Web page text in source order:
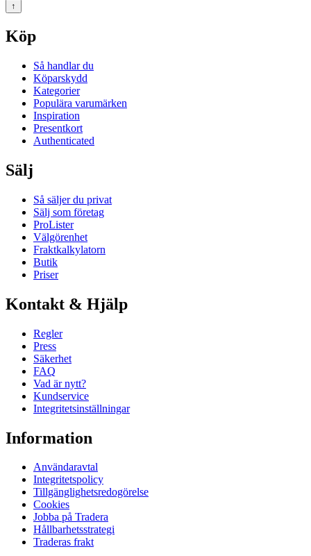
↑
Köp
Så handlar du
Köparskydd
Kategorier
Populära varumärken
Inspiration
Presentkort
Authenticated
Sälj
Så säljer du privat
Sälj som företag
ProLister
Välgörenhet
Fraktkalkylatorn
Butik
Priser
Kontakt & Hjälp
Regler
Press
Säkerhet
FAQ
Vad är nytt?
Kundservice
Integritetsinställningar
Information
Användaravtal
Integritetspolicy
Tillgänglighetsredogörelse
Cookies
Jobba på Tradera
Hållbarhetsstrategi
Traderas frakt